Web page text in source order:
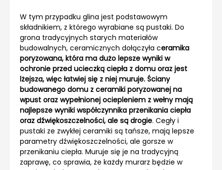
W tym przypadku glina jest podstawowym
składnikiem, z którego wyrabiane są pustaki. Do
grona tradycyjnych starych materiałów
budowalnych, ceramicznych dołączyła ceramika
poryzowana, która ma dużo lepsze wyniki w
ochronie przed ucieczką ciepła z domu oraz jest
lżejsza, więc łatwiej się z niej muruje. Ściany
budowanego domu z ceramiki poryzowanej na
wpust oraz wypełnionej ociepleniem z wełny mają
najlepsze wyniki współczynnika przenikania ciepła
oraz dźwiękoszczelności, ale są drogie. Cegły i
pustaki ze zwykłej ceramiki są tańsze, mają lepsze
parametry dźwiękoszczelności, ale gorsze w
przenikaniu ciepła. Muruje się je na tradycyjną
zaprawę, co sprawia, że każdy murarz będzie w